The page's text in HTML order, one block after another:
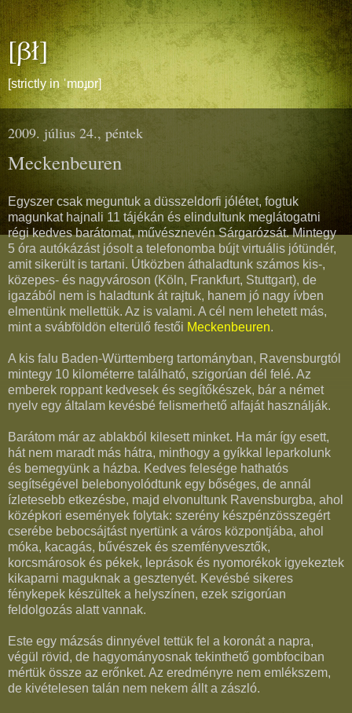
[βł]
[strictly in ˈmɒɟɒr]
2009. július 24., péntek
Meckenbeuren
Egyszer csak meguntuk a düsszeldorfi jólétet, fogtuk
magunkat hajnali 11 tájékán és elindultunk meglátogatni
régi kedves barátomat, művésznevén Sárgarózsát. Mintegy
5 óra autókázást jósolt a telefonomba bújt virtuális jótündér,
amit sikerült is tartani. Útközben áthaladtunk számos kis-,
közepes- és nagyvároson (Köln, Frankfurt, Stuttgart), de
igazából nem is haladtunk át rajtuk, hanem jó nagy ívben
elmentünk mellettük. Az is valami. A cél nem lehetett más,
mint a svábföldön elterülő festői Meckenbeuren.
A kis falu Baden-Württemberg tartományban, Ravensburgtól
mintegy 10 kilométerre található, szigorúan dél felé. Az
emberek roppant kedvesek és segítőkészek, bár a német
nyelv egy általam kevésbé felismerhető alfaját használják.
Barátom már az ablakból kilesett minket. Ha már így esett,
hát nem maradt más hátra, minthogy a gyíkkal leparkolunk
és bemegyünk a házba. Kedves felesége hathatós
segítségével belebonyolódtunk egy bőséges, de annál
ízletesebb etkezésbe, majd elvonultunk Ravensburgba, ahol
középkori események folytak: szerény készpénzösszegért
cserébe bebocsájtást nyertünk a város központjába, ahol
móka, kacagás, bűvészek és szemfényvesztők,
korcsmárosok és pékek, leprások és nyomorékok igyekeztek
kikaparni maguknak a gesztenyét. Kevésbé sikeres
fénykepek készültek a helyszínen, ezek szigorúan
feldolgozás alatt vannak.
Este egy mázsás dinnyével tettük fel a koronát a napra,
végül rövid, de hagyományosnak tekinthető gombfociban
mértük össze az erőnket. Az eredményre nem emlékszem,
de kivételesen talán nem nekem állt a zászló.